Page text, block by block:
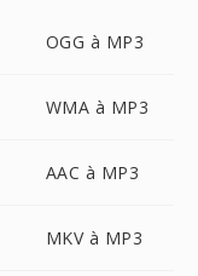
OGG à MP3
WMA à MP3
AAC à MP3
MKV à MP3